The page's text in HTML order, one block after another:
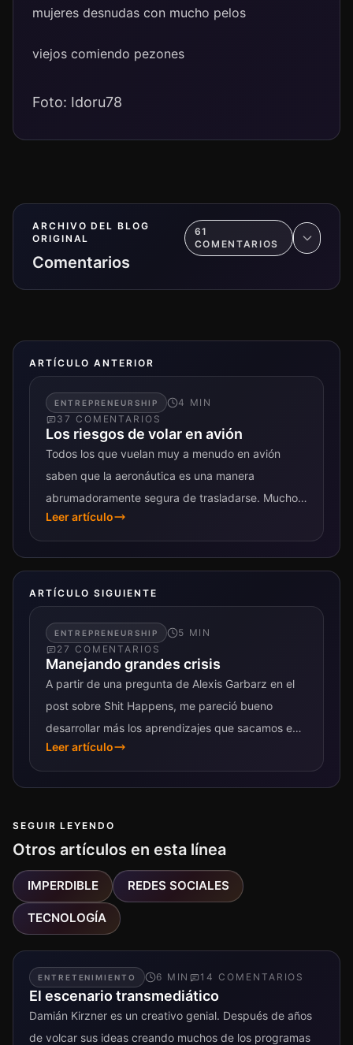
mujeres desnudas con mucho pelos
viejos comiendo pezones
Foto: Idoru78
ARCHIVO DEL BLOG
ORIGINAL
Comentarios
61
COMENTARIOS
ARTÍCULO ANTERIOR
ENTREPRENEURSHIP 4 MIN
37 COMENTARIO S
Los riesgos de volar en avión
Todos los que vuelan muy a menudo en avión
saben que la aeronáutica es una manera
abrumadoramente segura de trasladarse. Mucho
más segura que cualquiera de sus...
Leer artículo
ARTÍCULO SIGUIENTE
ENTREPRENEURSHIP 5 MIN
27 COMENTARIO S
Manejando grandes crisis
A partir de una pregunta de Alexis Garbarz en el
post sobre Shit Happens, me pareció bueno
desarrollar más los aprendizajes que sacamos en
Officenet sobre manejo de crisis...
Leer artículo
SEGUIR LEYENDO
Otros artículos en esta línea
IMPERDIBLE REDES SOCIALES
TECNOLOGÍA
ENTRETENIMIENTO 6 MIN 14 COMENTARIO S
El escenario transmediático
Damián Kirzner es un creativo genial. Después de años
de volcar sus ideas creando muchos de los programas